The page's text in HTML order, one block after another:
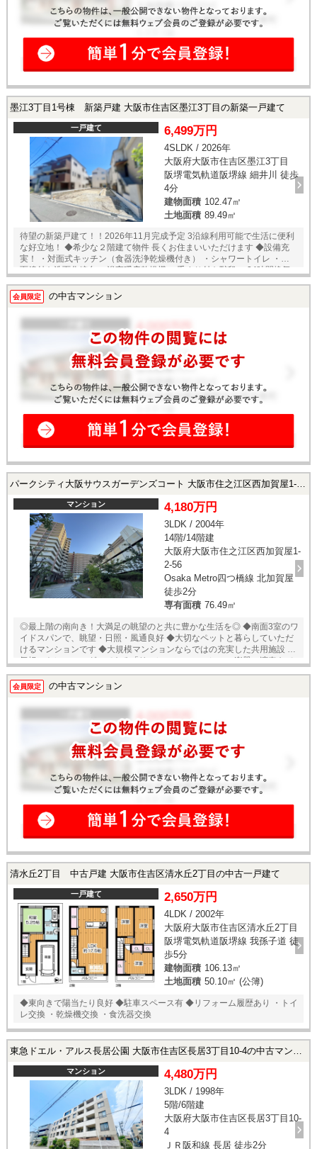
墨江3丁目1号棟 新築戸建 大阪市住吉区墨江3丁目の新築一戸建て
一戸建て 6,499万円
4SLDK / 2026年
大阪府大阪市住吉区墨江3丁目
阪堺電気軌道阪堺線 細井川 徒歩
4分
建物面積 102.47㎡
土地面積 89.49㎡
待望の新築戸建て！！2026年11月完成予定 3沿線利用可能で生活に便利
な好立地！ ◆希少な２階建て物件 長くお住まいいただけます ◆設備充
実！ ・対面式キッチン（食器洗浄乾燥機付き） ・シャワートイレ ・三
面鏡付き洗面化粧台 ・浴室暖房乾燥機 ・手すり付き階段 ・24時間換気
2台分 ◆収納充実 ・小屋根裏収納 ・床下収納 ◆省エネ性能ラベル ・エネ
会員限定 の中古マンション
パークシティ大阪サウスガーデンズコート 大阪市住之江区西加賀屋1-2-56の中古マンション
マンション 4,180万円
3LDK / 2004年
14階/14階建
大阪府大阪市住之江区西加賀屋1-
2-56
Osaka Metro四つ橋線 北加賀屋
徒歩2分
専有面積 76.49㎡
◎最上階の南向き！大満足の眺望のと共に豊かな生活を◎ ◆南面3室のワ
イドスパンで、眺望・日照・風通良好 ◆大切なペットと暮らしていただ
けるマンションです ◆大規模マンションならではの充実した共用施設 ・
気軽にトレーニングのできる「リフレッシュルーム」 ・楽器の演奏もで
ーム」 ・お子様がおもいっきり遊ぶことのできる「キッズパーク」
会員限定 の中古マンション
清水丘2丁目 中古戸建 大阪市住吉区清水丘2丁目の中古一戸建て
一戸建て 2,650万円
4LDK / 2002年
大阪府大阪市住吉区清水丘2丁目
阪堺電気軌道阪堺線 我孫子道 徒
歩5分
建物面積 106.13㎡
土地面積 50.10㎡ (公簿)
◆東向きで陽当たり良好 ◆駐車スペース有 ◆リフォーム履歴あり ・トイ
レ交換 ・乾燥機交換 ・食洗器交換
東急ドエル・アルス長居公園 大阪市住吉区長居3丁目10-4の中古マンション
マンション 4,480万円
3LDK / 1998年
5階/6階建
大阪府大阪市住吉区長居3丁目10-
4
ＪＲ阪和線 長居 徒歩2分